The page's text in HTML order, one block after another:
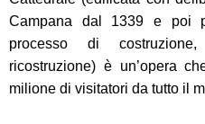
Campana dal 1339 e poi
processo di
ricostruzione) è un’opera
milione di visitatori da tutto il